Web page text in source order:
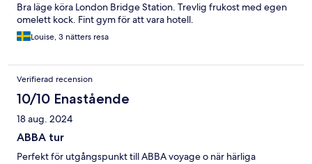
Bra läge köra London Bridge Station. Trevlig frukost med egen
omelett kock. Fint gym för att vara hotell.
Louise, 3 nätters resa
Verifierad recension
10/10 Enastående
18 aug. 2024
ABBA tur
Perfekt för utgångspunkt till ABBA voyage o när härliga